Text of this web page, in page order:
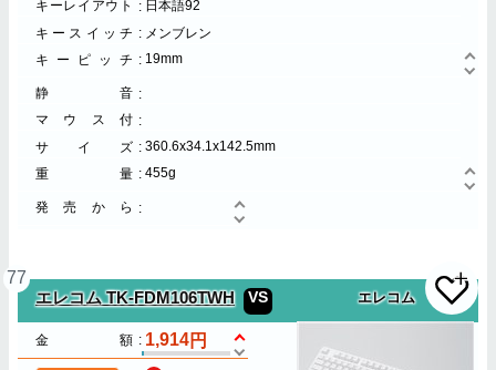
キーレイアウト
日本語92
キースイッチ
メンブレン
キーピッチ
19mm
静音
マウス付
サイズ
360.6x34.1x142.5mm
重量
455g
発売から
77
エレコム TK-FDM106TWH VS エレコム
金額 1,914